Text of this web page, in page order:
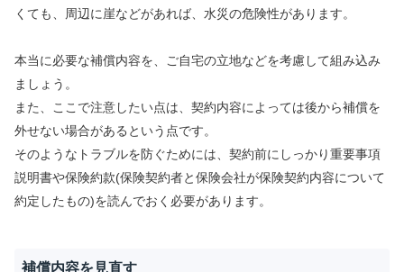
くても、周辺に崖などがあれば、水災の危険性があります。
本当に必要な補償内容を、ご自宅の立地などを考慮して組み込み
ましょう。
また、ここで注意したい点は、契約内容によっては後から補償を
外せない場合があるという点です。
そのようなトラブルを防ぐためには、契約前にしっかり重要事項
説明書や保険約款(保険契約者と保険会社が保険契約内容について
約定したもの)を読んでおく必要があります。
補償内容を見直す